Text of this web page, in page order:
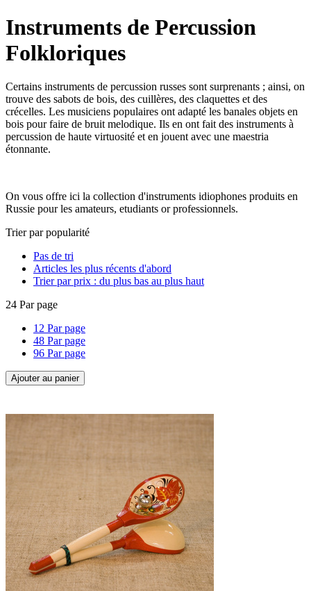
Instruments de Percussion
Folkloriques
Certains instruments de percussion russes sont surprenants ; ainsi, on
trouve des sabots de bois, des cuillères, des claquettes et des
crécelles. Les musiciens populaires ont adapté les banales objets en
bois pour faire de bruit melodique. Ils en ont fait des instruments à
percussion de haute virtuosité et en jouent avec une maestria
étonnante.
On vous offre ici la collection d'instruments idiophones produits en
Russie pour les amateurs, etudiants or professionnels.
Trier par popularité
Pas de tri
Articles les plus récents d'abord
Trier par prix : du plus bas au plus haut
24 Par page
12 Par page
48 Par page
96 Par page
Ajouter au panier